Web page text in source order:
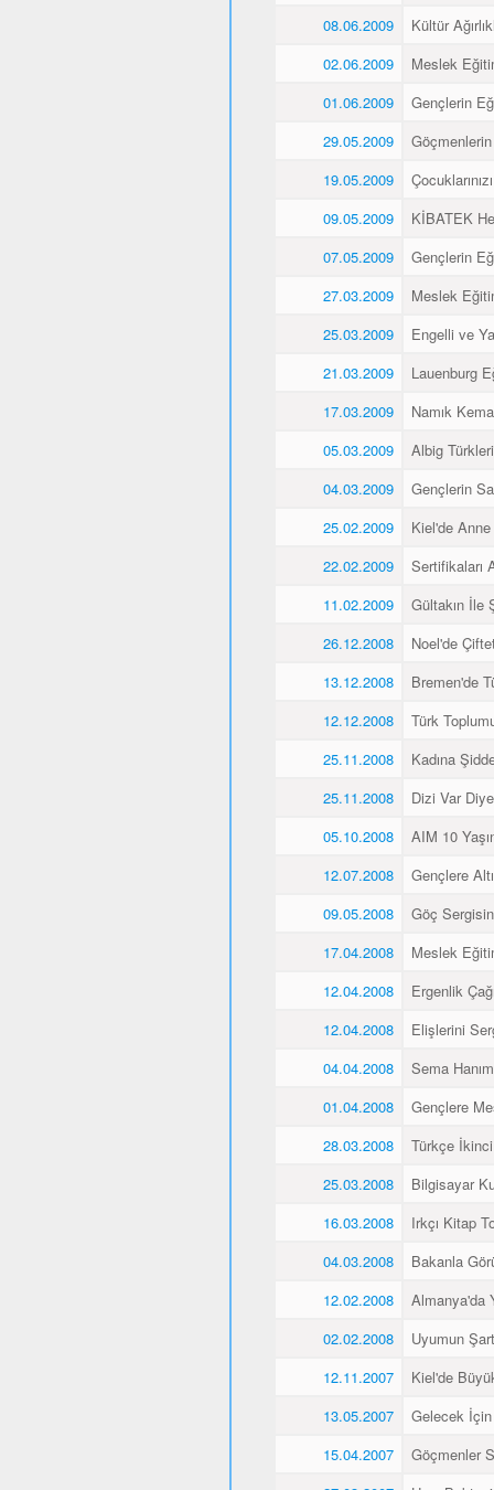
08.06.2009
Kültür
02.06.2009
Meslek
01.06.2009
Gençlerin
29.05.2009
Göçmenlerin
19.05.2009
09.05.2009
KİBATEK
07.05.2009
Gençlerin
27.03.2009
Meslek
25.03.2009
Engelli ve
21.03.2009
Lauenburg
17.03.2009
Namık
05.03.2009
Albig
04.03.2009
Gençlerin
25.02.2009
Kiel'de
22.02.2009
Sertifikaları
11.02.2009
Gültakın İle
26.12.2008
Noel'de
13.12.2008
Bremen'de
12.12.2008
Türk
25.11.2008
Kadına
25.11.2008
Dizi Var
05.10.2008
AIM 10
12.07.2008
Gençlere
09.05.2008
Göç
17.04.2008
Meslek
12.04.2008
Ergenlik
12.04.2008
Elişlerini
04.04.2008
Sema
01.04.2008
Gençlere
28.03.2008
Türkçe
25.03.2008
Bilgisayar
16.03.2008
Irkçı Kitap
04.03.2008
Bakanla
12.02.2008
Almanya'da
02.02.2008
Uyumun
12.11.2007
Kiel'de
13.05.2007
Gelecek
15.04.2007
Göçmenler